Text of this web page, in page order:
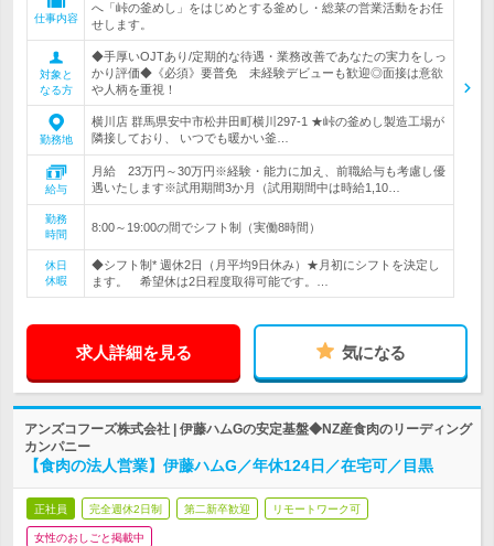
仕事内容
へ「峠の釜めし」をはじめとする釜めし・総菜の営業活動をお任
せします。
対象と
なる方
◆手厚いOJTあり/定期的な待遇・業務改善であなたの実力をしっ
かり評価◆《必須》要普免 未経験デビューも歓迎◎面接は意欲
や人柄を重視！
勤務地
横川店 群馬県安中市松井田町横川297-1 ★峠の釜めし製造工場が
隣接しており、 いつでも暖かい釜…
給与
月給 23万円～30万円※経験・能力に加え、前職給与も考慮し優
遇いたします※試用期間3か月（試用期間中は時給1,10…
勤務
時間
8:00～19:00の間でシフト制（実働8時間）
休日
休暇
◆シフト制* 週休2日（月平均9日休み）★月初にシフトを決定し
ます。 希望休は2日程度取得可能です。…
求人詳細を見る 気になる
アンズコフーズ株式会社 | 伊藤ハムGの安定基盤◆NZ産食肉のリーディング
カンパニー
【食肉の法人営業】伊藤ハムG／年休124日／在宅可／目黒
正社員 完全週休2日制 第二新卒歓迎 リモートワーク可
女性のおしごと掲載中